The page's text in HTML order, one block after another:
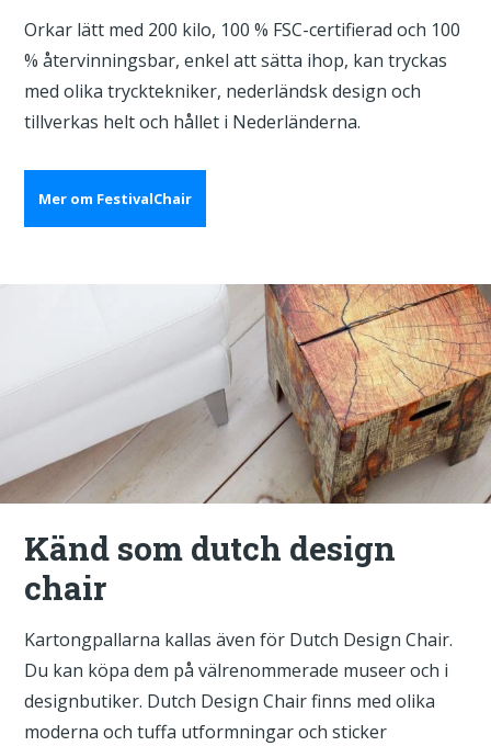
Orkar lätt med 200 kilo, 100 % FSC-certifierad och 100
% återvinningsbar, enkel att sätta ihop, kan tryckas
med olika trycktekniker, nederländsk design och
tillverkas helt och hållet i Nederländerna.
Mer om FestivalChair
Känd som dutch design
chair
Kartongpallarna kallas även för Dutch Design Chair.
Du kan köpa dem på välrenommerade museer och i
designbutiker. Dutch Design Chair finns med olika
moderna och tuffa utformningar och sticker